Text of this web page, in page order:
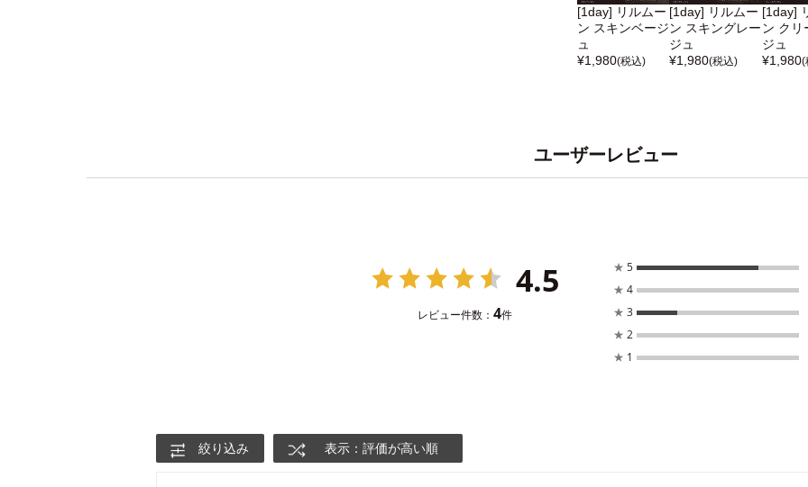
[1day] リルムー
ン スキンベージ
ュ
¥1,980(税込)
[1day] リルムー
ン スキングレー
ジュ
¥1,980(税込)
[1day]
ン クリ
ジュ
¥1,980(
ユーザーレビュー
4.5
レビュー件数： 4件
★ 5
★ 4
★ 3
★ 2
★ 1
絞り込み 表示：評価が高い順